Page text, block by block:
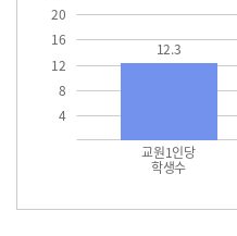
4
8
12
16
20
교원1인당
학생수
12.3